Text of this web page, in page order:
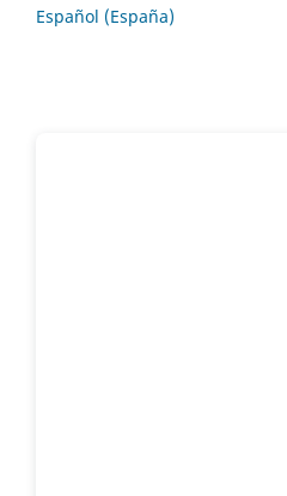
Español (España)